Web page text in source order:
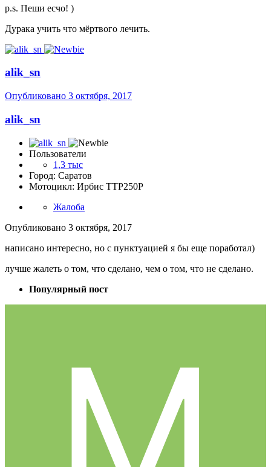
p.s. Пеши есчо! )
Дурака учить что мёртвого лечить.
alik_sn
Опубликовано 3 октября, 2017
alik_sn
Пользователи
1,3 тыс
Город: Саратов
Мотоцикл: Ирбис ТТР250Р
Жалоба
Опубликовано 3 октября, 2017
написано интересно, но с пунктуацией я бы еще поработал)
лучше жалеть о том, что сделано, чем о том, что не сделано.
Популярный пост